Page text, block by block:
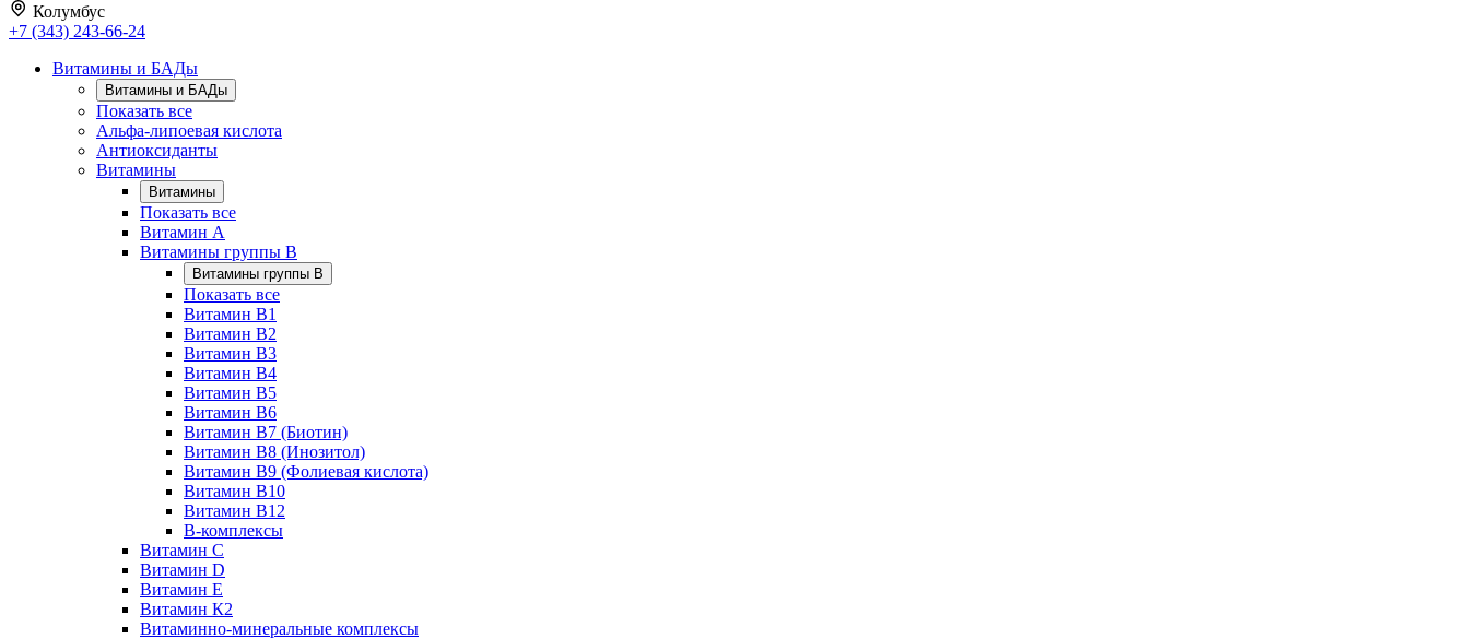
Колумбус
+7 (343) 243-66-24
Витамины и БАДы
Витамины и БАДы
Показать все
Альфа-липоевая кислота
Антиоксиданты
Витамины
Витамины
Показать все
Витамин A
Витамины группы B
Витамины группы B
Показать все
Витамин B1
Витамин B2
Витамин B3
Витамин B4
Витамин B5
Витамин B6
Витамин B7 (Биотин)
Витамин B8 (Инозитол)
Витамин B9 (Фолиевая кислота)
Витамин B10
Витамин B12
B-комплексы
Витамин C
Витамин D
Витамин E
Витамин К2
Витаминно-минеральные комплексы